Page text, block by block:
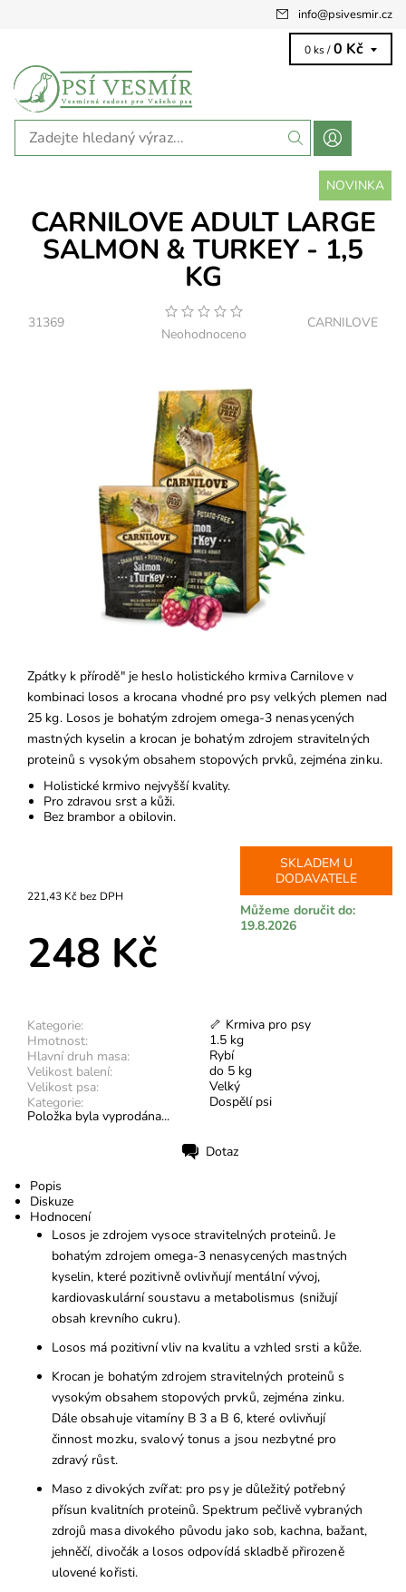
info@psivesmir.cz
0 ks / 0 Kč
NOVINKA
CARNILOVE ADULT LARGE
SALMON & TURKEY - 1,5
KG
31369
Neohodnoceno
CARNILOVE
Zpátky k přírodě" je heslo holistického krmiva Carnilove v
kombinaci losos a krocana vhodné pro psy velkých plemen nad
25 kg. Losos je bohatým zdrojem omega-3 nenasycených
mastných kyselin a krocan je bohatým zdrojem stravitelných
proteinů s vysokým obsahem stopových prvků, zejména zinku.
Holistické krmivo nejvyšší kvality.
Pro zdravou srst a kůži.
Bez brambor a obilovin.
221,43 Kč bez DPH
SKLADEM U
DODAVATELE
Můžeme doručit do:
19.8.2026
248 Kč
Kategorie:
🦴 Krmiva pro psy
Hmotnost:
1.5 kg
Hlavní druh masa:
Rybí
Velikost balení:
do 5 kg
Velikost psa:
Velký
Kategorie:
Dospělí psi
Položka byla vyprodána...
Dotaz
Popis
Diskuze
Hodnocení
Losos je zdrojem vysoce stravitelných proteinů. Je
bohatým zdrojem omega-3 nenasycených mastných
kyselin, které pozitivně ovlivňují mentální vývoj,
kardiovaskulární soustavu a metabolismus (snižují
obsah krevního cukru).
Losos má pozitivní vliv na kvalitu a vzhled srsti a kůže.
Krocan je bohatým zdrojem stravitelných proteinů s
vysokým obsahem stopových prvků, zejména zinku.
Dále obsahuje vitamíny B 3 a B 6, které ovlivňují
činnost mozku, svalový tonus a jsou nezbytné pro
zdravý růst.
Maso z divokých zvířat: pro psy je důležitý potřebný
přísun kvalitních proteinů. Spektrum pečlivě vybraných
zdrojů masa divokého původu jako sob, kachna, bažant,
jehněčí, divočák a losos odpovídá skladbě přirozeně
ulovené kořisti.